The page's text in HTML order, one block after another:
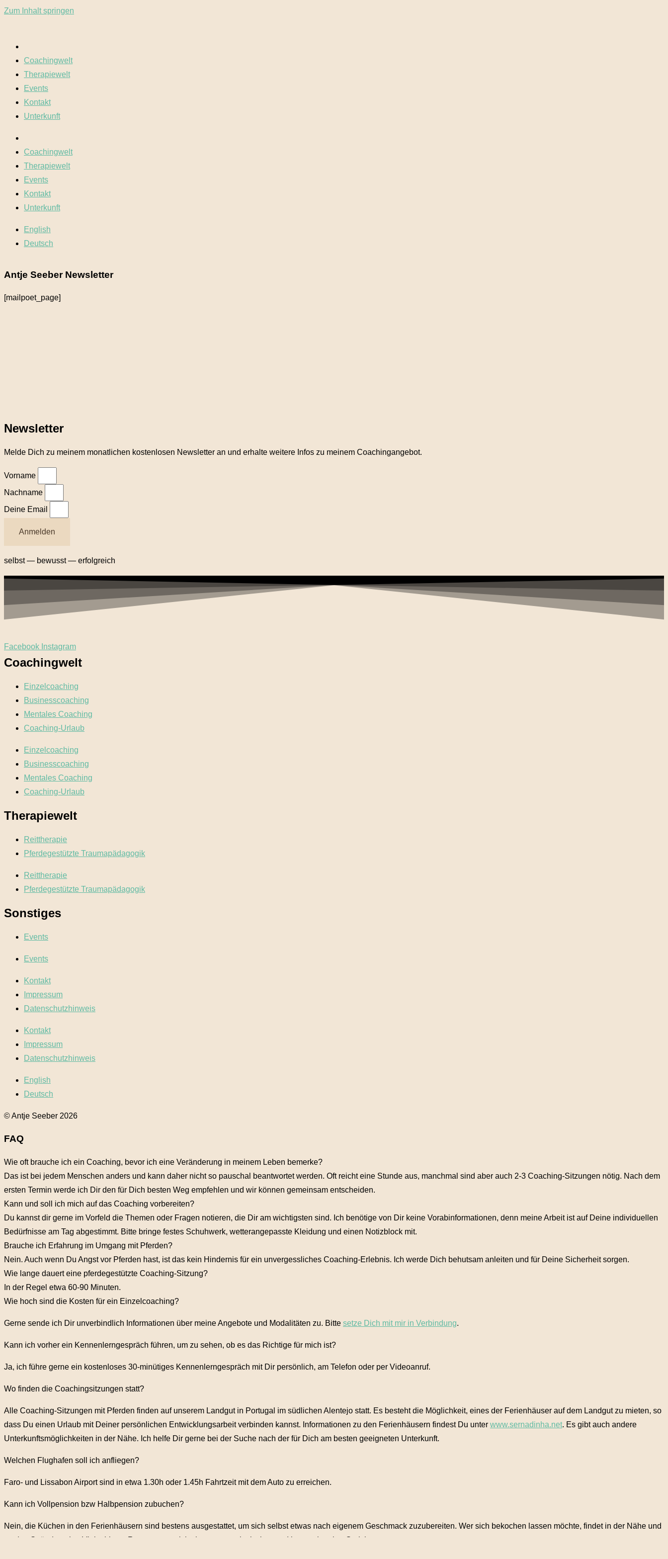
Zum Inhalt springen
Coachingwelt
Therapiewelt
Events
Kontakt
Unterkunft
Coachingwelt
Therapiewelt
Events
Kontakt
Unterkunft
English
Deutsch
Antje Seeber Newsletter
[mailpoet_page]
Newsletter
Melde Dich zu meinem monatlichen kostenlosen Newsletter an und erhalte weitere Infos zu meinem Coachingangebot.
Vorname
Nachname
Deine Email
Anmelden
selbst — bewusst — erfolgreich
Facebook Instagram
Coachingwelt
Einzelcoaching
Businesscoaching
Mentales Coaching
Coaching-Urlaub
Einzelcoaching
Businesscoaching
Mentales Coaching
Coaching-Urlaub
Therapiewelt
Reittherapie
Pferdegestützte Traumapädagogik
Reittherapie
Pferdegestützte Traumapädagogik
Sonstiges
Events
Events
Kontakt
Impressum
Datenschutzhinweis
Kontakt
Impressum
Datenschutzhinweis
English
Deutsch
© Antje Seeber 2026
FAQ
Wie oft brauche ich ein Coaching, bevor ich eine Veränderung in meinem Leben bemerke?
Das ist bei jedem Menschen anders und kann daher nicht so pauschal beantwortet werden. Oft reicht eine Stunde aus, manchmal sind aber auch 2-3 Coaching-Sitzungen nötig. Nach dem
ersten Termin werde ich Dir den für Dich besten Weg empfehlen und wir können gemeinsam entscheiden.
Kann und soll ich mich auf das Coaching vorbereiten?
Du kannst dir gerne im Vorfeld die Themen oder Fragen notieren, die Dir am wichtigsten sind. Ich benötige von Dir keine Vorabinformationen, denn meine Arbeit ist auf Deine individuellen
Bedürfnisse am Tag abgestimmt. Bitte bringe festes Schuhwerk, wetterangepasste Kleidung und einen Notizblock mit.
Brauche ich Erfahrung im Umgang mit Pferden?
Nein. Auch wenn Du Angst vor Pferden hast, ist das kein Hindernis für ein unvergessliches Coaching-Erlebnis. Ich werde Dich behutsam anleiten und für Deine Sicherheit sorgen.
Wie lange dauert eine pferdegestützte Coaching-Sitzung?
In der Regel etwa 60-90 Minuten.
Wie hoch sind die Kosten für ein Einzelcoaching?
Gerne sende ich Dir unverbindlich Informationen über meine Angebote und Modalitäten zu. Bitte setze Dich mit mir in Verbindung.
Kann ich vorher ein Kennenlerngespräch führen, um zu sehen, ob es das Richtige für mich ist?
Ja, ich führe gerne ein kostenloses 30-minütiges Kennenlerngespräch mit Dir persönlich, am Telefon oder per Videoanruf.
Wo finden die Coachingsitzungen statt?
Alle Coaching-Sitzungen mit Pferden finden auf unserem Landgut in Portugal im südlichen Alentejo statt. Es besteht die Möglichkeit, eines der Ferienhäuser auf dem Landgut zu mieten, so
dass Du einen Urlaub mit Deiner persönlichen Entwicklungsarbeit verbinden kannst. Informationen zu den Ferienhäusern findest Du unter www.sernadinha.net. Es gibt auch andere
Unterkunftsmöglichkeiten in der Nähe. Ich helfe Dir gerne bei der Suche nach der für Dich am besten geeigneten Unterkunft.
Welchen Flughafen soll ich anfliegen?
Faro- und Lissabon Airport sind in etwa 1.30h oder 1.45h Fahrtzeit mit dem Auto zu erreichen.
Kann ich Vollpension bzw Halbpension zubuchen?
Nein, die Küchen in den Ferienhäusern sind bestens ausgestattet, um sich selbst etwas nach eigenem Geschmack zuzubereiten. Wer sich bekochen lassen möchte, findet in der Nähe und
an den Stränden eine Vielzahl von Restaurants mit leckeren portugiesischen und internationalen Gerichten.